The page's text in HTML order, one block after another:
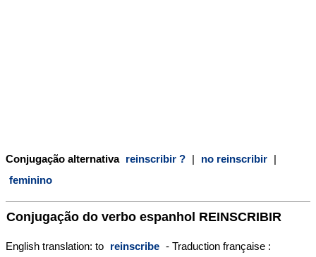
Conjugação alternativa reinscribir ? | no reinscribir |
feminino
Conjugação do verbo espanhol REINSCRIBIR
English translation: to reinscribe - Traduction française :